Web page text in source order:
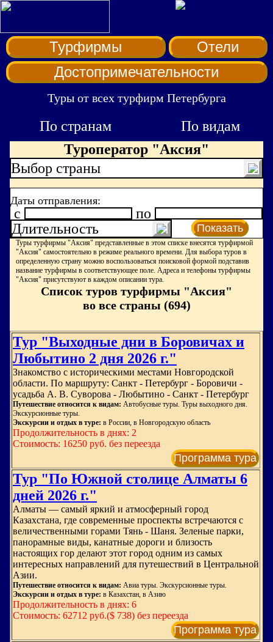
Турфирмы
Отели
Достопримечательности
Туры от всех турфирм Петербурга
По странам
По видам
Туроператор "Аксия"
Выбор страны
Даты отправления:
c
по
Длительность
Показать
Туры турфирмы "Аксия" представленные в этом списке внесятся турфирмой
"Аксия" самостоятельно в режиме реального времени. Для выбора туров в
определенную страну можно воспользоваться поисковой формой подставив
название турфирмы в соответствующее поле. Адреса и телефоны турфирмы
"Аксия" присутствуют в каждом описании тура.
Список туров турфирмы "Аксия"
во все страны (694)
Тур "Выходные дни в Боровичах и
Любытино 2 дня 2026 г."
Знакомство с историческими местами Новгородской
области. По маршруту: Санкт - Петербург - Боровичи -
усадьба А. В. Суворова - Любытино - Санкт - Петербург
Путешествие относится к видам: Автобусные туры. Туры выходного дня.
Экскурсионные туры.
Экскурсии и отдых в туре: в России, в Новгородскую область
Продолжительность в днях: 2
Стоимость: 16250 руб. без переезда
Программа тура
Тур "По Южной столице Алматы 6
дней 2026 г."
Алматы — самый яркий и атмосферный город
Казахстана, где современные проспекты встречаются с
величественными горами Тянь - Шаня. Зеленые парки,
панорамные виды, канатные дороги и близость
настоящих гор делают этот город одним из самых
интересных направлений для путешествий в Центральной
Азии.
Путешествие относится к видам: Авиа туры. Экскурсионные туры.
Экскурсии и отдых в туре: в Казахстан, в Азию
Продолжительность в днях: 6
Стоимость: 62712 руб.($ 738) без переезда
Программа тура